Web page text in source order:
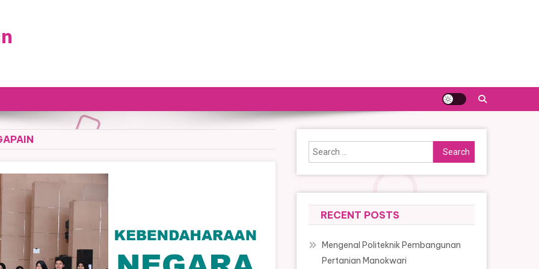
Search
for:
RECENT POSTS
Mengenal Politeknik Pembangunan
Pertanian Manokwari